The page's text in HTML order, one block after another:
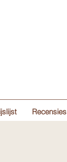
Recensies